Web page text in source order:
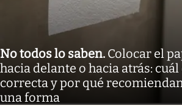
No todos lo saben. Colocar el
hacia delante o hacia atrás:
correcta y por qué
una forma